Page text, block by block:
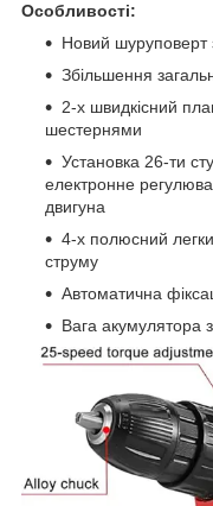
Особливості:
Новий шуруповерт
Збільшення
2-х швидкісний
шестернями
Установка 26-ти
електронне
двигуна
4-х полюсний
струму
Автоматична
Вага акумулятора